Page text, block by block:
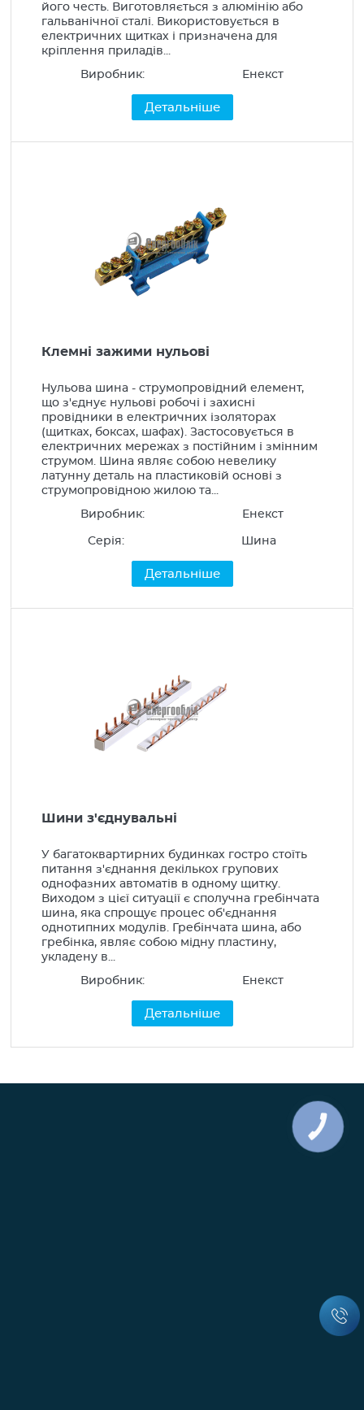
його честь. Виготовляється з алюмінію або
гальванічної сталі. Використовується в
електричних щитках і призначена для
кріплення приладів...
Виробник: Енекст
Детальніше
Клемні зажими нульові
Нульова шина - струмопровідний елемент,
що з'єднує нульові робочі і захисні
провідники в електричних ізоляторах
(щитках, боксах, шафах). Застосовується в
електричних мережах з постійним і змінним
струмом. Шина являє собою невелику
латунну деталь на пластиковій основі з
струмопровідною жилою та...
Виробник: Енекст
Серія: Шина
Детальніше
Шини з'єднувальні
У багатоквартирних будинках гостро стоїть
питання з'єднання декількох групових
однофазних автоматів в одному щитку.
Виходом з цієї ситуації є сполучна гребінчата
шина, яка спрощує процес об'єднання
однотипних модулів. Гребінчата шина, або
гребінка, являє собою мідну пластину,
укладену в...
Виробник: Енекст
Детальніше
КНОПКА
ЗВ'ЯЗКУ